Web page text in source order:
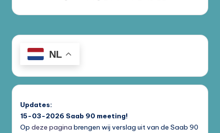
NL
Updates:
15-03-2026 Saab 90 meeting!
Op deze pagina brengen wij verslag uit van de Saab 90